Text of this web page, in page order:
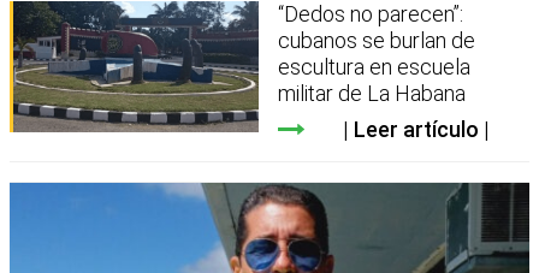
“Dedos no parecen”:
cubanos se burlan de
escultura en escuela
militar de La Habana
Leer artículo